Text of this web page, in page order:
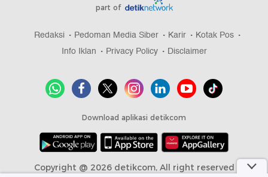
part of
Redaksi Pedoman Media Siber Karir
Kotak Pos
Info Iklan
Privacy Policy Disclaimer
Download aplikasi detikcom
Copyright @ 2026 detikcom, All right reserved